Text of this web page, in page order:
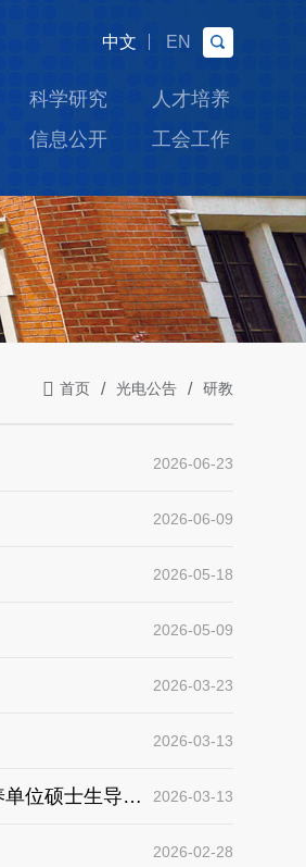
中文 EN
科学研究
人才培养
信息公开 工会工作
首页 光电公告 研教
2026-06-23
2026-06-09
2026-05-18
2026-05-09
2026-03-23
2026-03-13
位硕士生导师
2026-03-13
2026-02-28